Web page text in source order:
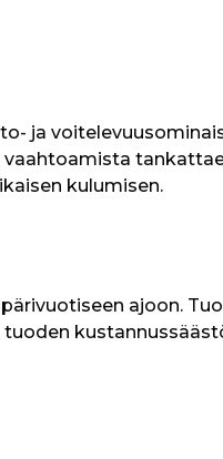
ja
kulumisen.
ajoon.